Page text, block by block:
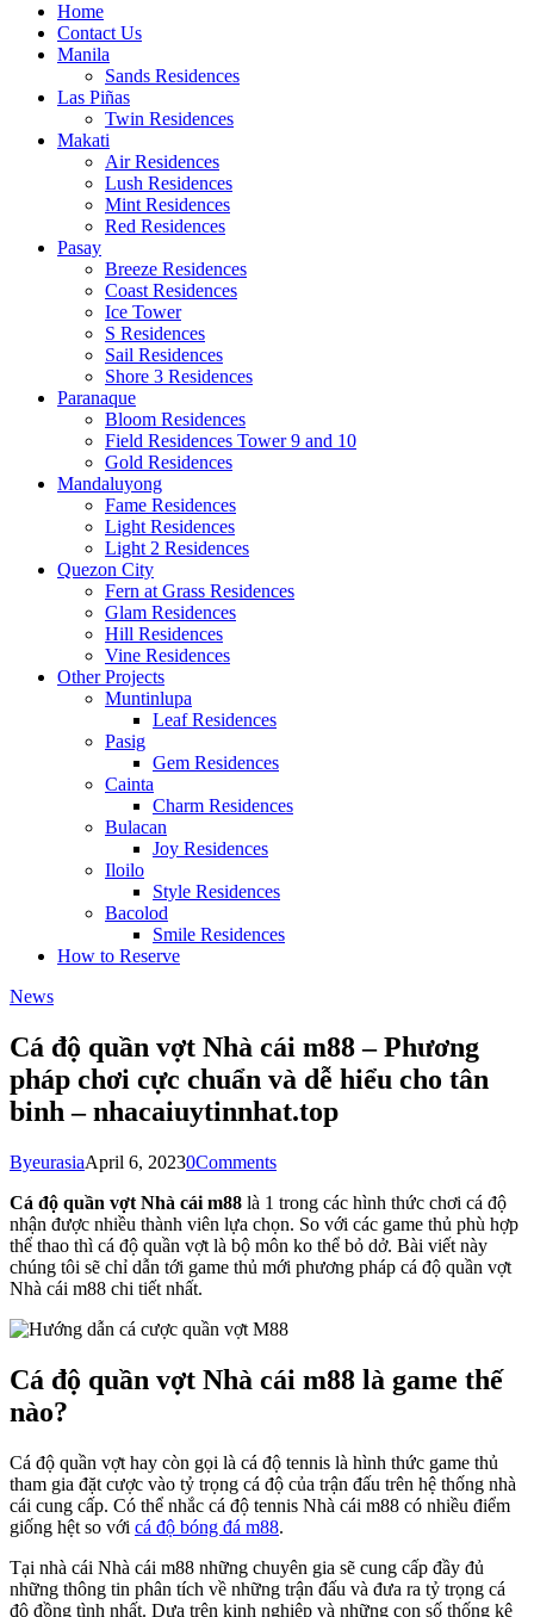
Home
Contact Us
Manila
Sands Residences
Las Piñas
Twin Residences
Makati
Air Residences
Lush Residences
Mint Residences
Red Residences
Pasay
Breeze Residences
Coast Residences
Ice Tower
S Residences
Sail Residences
Shore 3 Residences
Paranaque
Bloom Residences
Field Residences Tower 9 and 10
Gold Residences
Mandaluyong
Fame Residences
Light Residences
Light 2 Residences
Quezon City
Fern at Grass Residences
Glam Residences
Hill Residences
Vine Residences
Other Projects
Muntinlupa
Leaf Residences
Pasig
Gem Residences
Cainta
Charm Residences
Bulacan
Joy Residences
Iloilo
Style Residences
Bacolod
Smile Residences
How to Reserve
News
Cá độ quần vợt Nhà cái m88 – Phương
pháp chơi cực chuẩn và dễ hiểu cho tân
binh – nhacaiuytinnhat.top
ByeurasiaApril 6, 20230Comments
Cá độ quần vợt Nhà cái m88 là 1 trong các hình thức chơi cá độ
nhận được nhiều thành viên lựa chọn. So với các game thủ phù hợp
thể thao thì cá độ quần vợt là bộ môn ko thể bỏ dở. Bài viết này
chúng tôi sẽ chỉ dẫn tới game thủ mới phương pháp cá độ quần vợt
Nhà cái m88 chi tiết nhất.
Cá độ quần vợt Nhà cái m88 là game thế
nào?
Cá độ quần vợt hay còn gọi là cá độ tennis là hình thức game thủ
tham gia đặt cược vào tỷ trọng cá độ của trận đấu trên hệ thống nhà
cái cung cấp. Có thể nhắc cá độ tennis Nhà cái m88 có nhiều điểm
giống hệt so với cá độ bóng đá m88.
Tại nhà cái Nhà cái m88 những chuyên gia sẽ cung cấp đầy đủ
những thông tin phân tích về những trận đấu và đưa ra tỷ trọng cá
độ đồng tình nhất. Dựa trên kinh nghiệp và những con số thống kê